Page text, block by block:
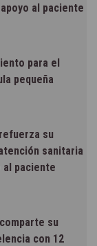
al paciente
para el
pequeña
su
sanitaria
al paciente
su
con 12